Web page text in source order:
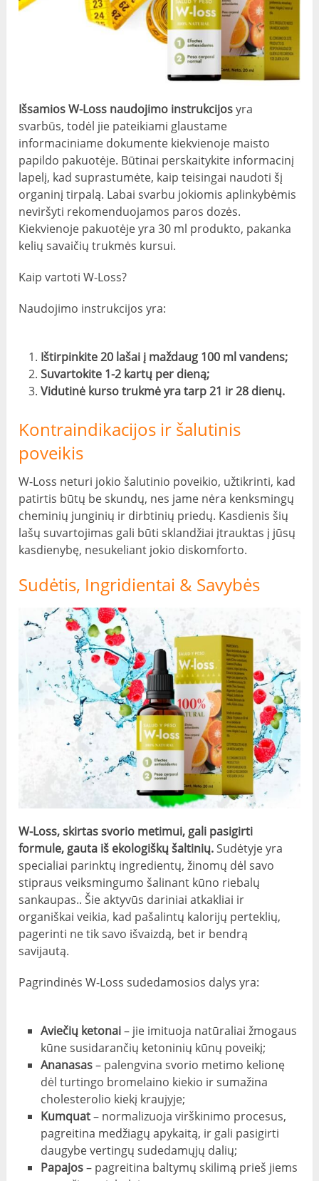
Išsamios W-Loss naudojimo instrukcijosyra
svarbūs, todėl jie pateikiami glaustame
informaciniame dokumente kiekvienoje maisto
papildo pakuotėje. Būtinai perskaitykite informacinį
lapelį, kad suprastumėte, kaip teisingai naudoti šį
organinį tirpalą. Labai svarbu jokiomis aplinkybėmis
neviršyti rekomenduojamos paros dozės.
Kiekvienoje pakuotėje yra 30 ml produkto, pakanka
kelių savaičių trukmės kursui.
Kaip vartoti W-Loss?
Naudojimo instrukcijos yra:
Ištirpinkite 20 lašai į maždaug 100 ml vandens;
Suvartokite 1-2 kartų per dieną;
Vidutinė kurso trukmė yra tarp 21 ir 28 dienų.
Kontraindikacijos ir šalutinis
poveikis
W-Loss neturi jokio šalutinio poveikio, užtikrinti, kad
patirtis būtų be skundų, nes jame nėra kenksmingų
cheminių junginių ir dirbtinių priedų. Kasdienis šių
lašų suvartojimas gali būti sklandžiai įtrauktas į jūsų
kasdienybę, nesukeliant jokio diskomforto.
Sudėtis, Ingridientai & Savybės
W-Loss, skirtas svorio metimui, gali pasigirti
formule, gauta iš ekologiškų šaltinių.Sudėtyje yra
specialiai parinktų ingredientų, žinomų dėl savo
stipraus veiksmingumo šalinant kūno riebalų
sankaupas.. Šie aktyvūs dariniai atkakliai ir
organiškai veikia, kad pašalintų kalorijų perteklių,
pagerinti ne tik savo išvaizdą, bet ir bendrą
savijautą.
Pagrindinės W-Loss sudedamosios dalys yra:
Aviečių ketonai– jie imituoja natūraliai žmogaus
kūne susidarančių ketoninių kūnų poveikį;
Ananasas– palengvina svorio metimo kelionę
dėl turtingo bromelaino kiekio ir sumažina
cholesterolio kiekį kraujyje;
Kumquat– normalizuoja virškinimo procesus,
pagreitina medžiagų apykaitą, ir gali pasigirti
daugybe vertingų sudedamųjų dalių;
Papajos– pagreitina baltymų skilimą prieš jiems